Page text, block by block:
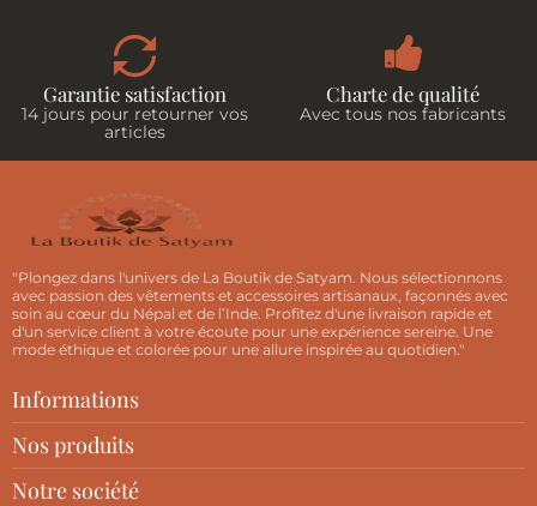
Garantie satisfaction
14 jours pour retourner vos
articles
Charte de qualité
Avec tous nos fabricants
"Plongez dans l'univers de La Boutik de Satyam. Nous sélectionnons
avec passion des vêtements et accessoires artisanaux, façonnés avec
soin au cœur du Népal et de l’Inde. Profitez d'une livraison rapide et
d'un service client à votre écoute pour une expérience sereine. Une
mode éthique et colorée pour une allure inspirée au quotidien."
Informations
Nos produits
Notre société